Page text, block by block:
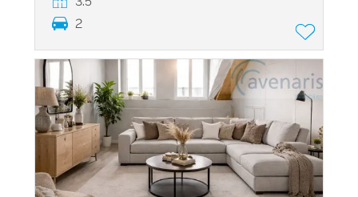
2